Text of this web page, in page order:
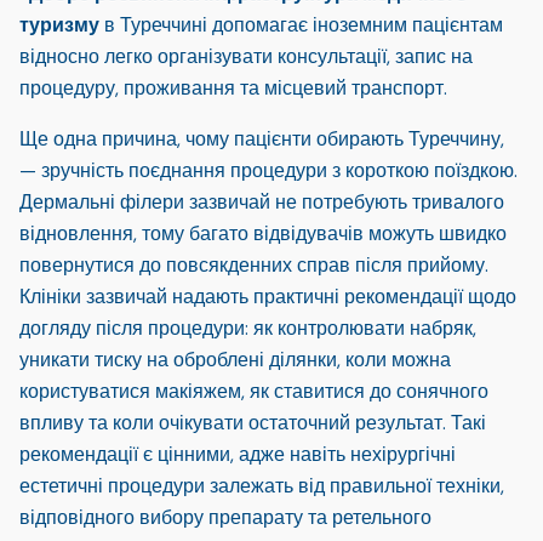
туризму в Туреччині допомагає іноземним пацієнтам
відносно легко організувати консультації, запис на
процедуру, проживання та місцевий транспорт.
Ще одна причина, чому пацієнти обирають Туреччину,
— зручність поєднання процедури з короткою поїздкою.
Дермальні філери зазвичай не потребують тривалого
відновлення, тому багато відвідувачів можуть швидко
повернутися до повсякденних справ після прийому.
Клініки зазвичай надають практичні рекомендації щодо
догляду після процедури: як контролювати набряк,
уникати тиску на оброблені ділянки, коли можна
користуватися макіяжем, як ставитися до сонячного
впливу та коли очікувати остаточний результат. Такі
рекомендації є цінними, адже навіть нехірургічні
естетичні процедури залежать від правильної техніки,
відповідного вибору препарату та ретельного